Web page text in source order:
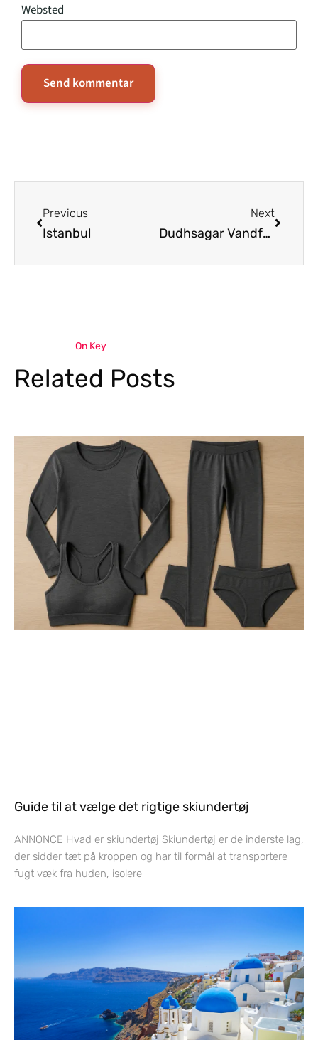
Websted
Previous
Istanbul
Next
Dudhsagar Vandfaldet
On Key
Related Posts
Guide til at vælge det rigtige skiundertøj
ANNONCE Hvad er skiundertøj Skiundertøj er de inderste lag,
der sidder tæt på kroppen og har til formål at transportere
fugt væk fra huden, isolere